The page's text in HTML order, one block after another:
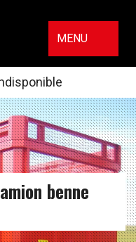
MENU
benne